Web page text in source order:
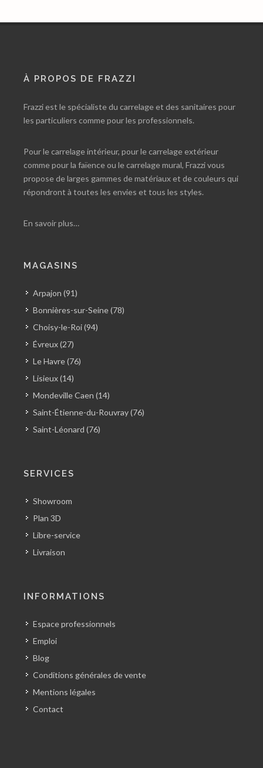
À PROPOS DE FRAZZI
Frazzi est le spécialiste du carrelage et des sanitaires pour
les particuliers comme pour les professionnels.
Pour le carrelage intérieur, pour le carrelage extérieur
comme pour la faïence ou le carrelage mural, Frazzi vous
propose de larges gammes de matériaux et de couleurs qui
répondront à toutes les envies et tous les styles.
En savoir plus…
MAGASINS
Arpajon (91)
Bonnières-sur-Seine (78)
Choisy-le-Roi (94)
Évreux (27)
Le Havre (76)
Lisieux (14)
Mondeville Caen (14)
Saint-Étienne-du-Rouvray (76)
Saint-Léonard (76)
SERVICES
Showroom
Plan 3D
Libre-service
Livraison
INFORMATIONS
Espace professionnels
Emploi
Blog
Conditions générales de vente
Mentions légales
Contact